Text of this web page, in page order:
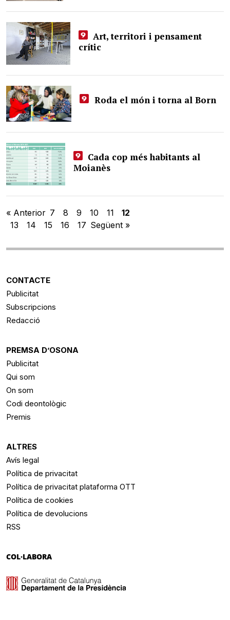
Art, territori i pensament
crític
Roda el món i torna al Born
Cada cop més habitants al
Moianès
« Anterior 7 8 9 10 11
12
13
14 15 16 17 Següent »
CONTACTE
Publicitat
Subscripcions
Redacció
PREMSA D’OSONA
Publicitat
Qui som
On som
Codi deontològic
Premis
ALTRES
Avís legal
Política de privacitat
Política de privacitat plataforma OTT
Política de cookies
Política de devolucions
RSS
COL·LABORA